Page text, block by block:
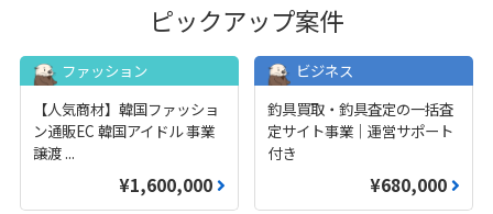
ピックアップ案件
ファッション
【人気商材】韓国ファッショ
ン通販EC 韓国アイドル 事業
譲渡 ...
¥1,600,000
ビジネス
釣具買取・釣具査定の一括査
定サイト事業｜運営サポート
付き
¥680,000